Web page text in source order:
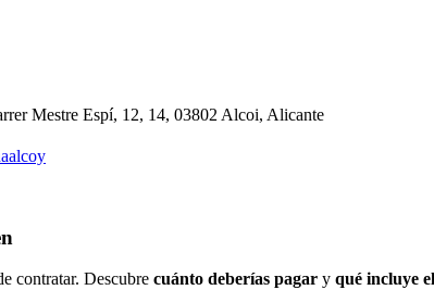
Mestre Espí, 12, 14, 03802 Alcoi, Alicante
contratar. Descubre cuánto deberías pagar y qué incluye